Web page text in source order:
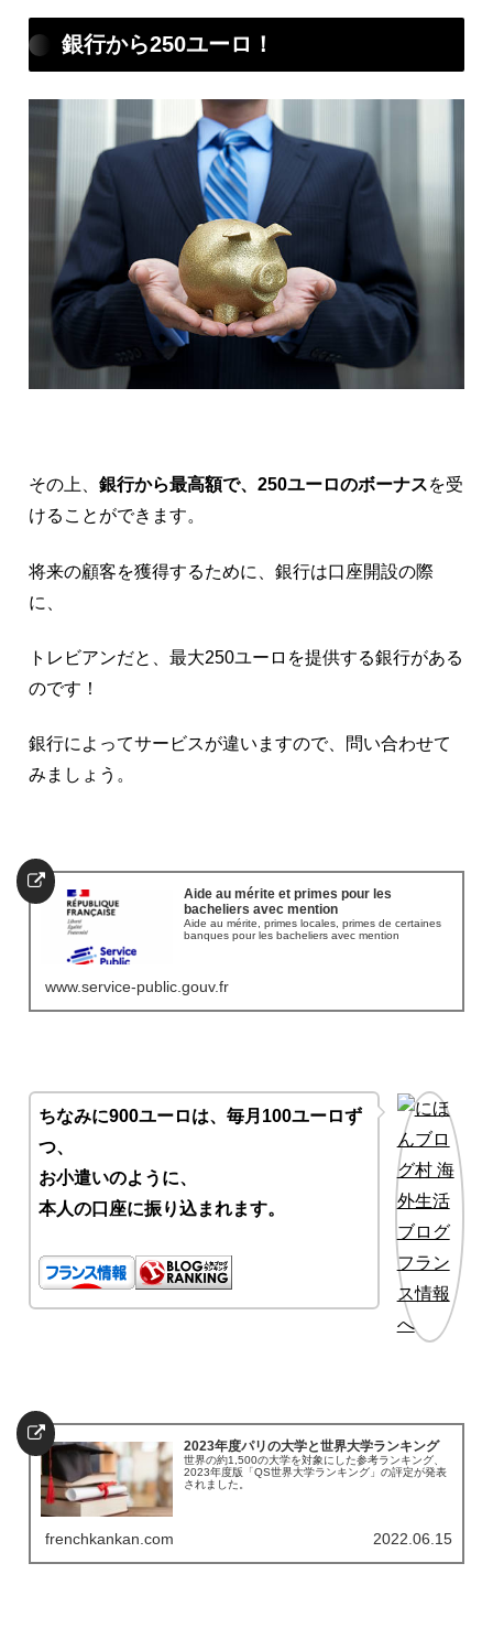
銀行から250ユーロ！
その上、 銀行から最高額で、250ユーロのボーナスを受
けることができます。
将来の顧客を獲得するために、銀行は口座開設の際
に、
トレビアンだと、最大250ユーロを提供する銀行がある
のです！
銀行によってサービスが違いますので、問い合わせて
みましょう。
Aide au mérite et primes pour les
bacheliers avec mention
Aide au mérite, primes locales, primes de certaines
banques pour les bacheliers avec mention
www.service-public.gouv.fr
ちなみに900ユーロは、毎月100ユーロず
つ、
お小遣いのように、
本人の口座に振り込まれます。
2023年度パリの大学と世界大学ランキング
世界の約1,500の大学を対象にした参考ランキング、
2023年度版「QS世界大学ランキング」の評定が発表
されました。
frenchkankan.com 2022.06.15